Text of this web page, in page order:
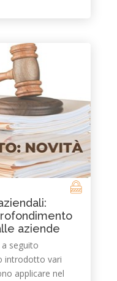
aziende
seguito
introdotto vari
applicare nel